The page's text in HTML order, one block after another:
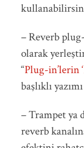
– Reverb
olarak
“Plug-in’lerin
başlıklı
– Trampet ya
reverb